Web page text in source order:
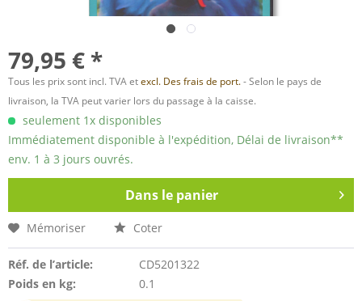
79,95 € *
Tous les prix sont incl. TVA etexcl. Des frais de port.- Selon le pays de
livraison, la TVA peut varier lors du passage à la caisse.
seulement 1x disponibles
Immédiatement disponible à l'expédition, Délai de livraison**
env. 1 à 3 jours ouvrés.
Dans le panier
Mémoriser Coter
Réf. de l’article:
CD5201322
Poids en kg:
0.1